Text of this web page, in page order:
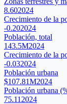
8.602024
Crecimiento de la
-0.202024
Población, total
143.5M2024
Crecimiento de la
-0.032024
Población urbana
$107.81M2024
Población urbana
75.11 2024